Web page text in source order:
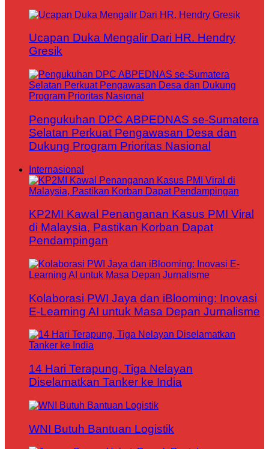
Ucapan Duka Mengalir Dari HR. Hendry
Gresik
Pengukuhan DPC ABPEDNAS se-Sumatera
Selatan Perkuat Pengawasan Desa dan
Dukung Program Prioritas Nasional
Internasional
KP2MI Kawal Penanganan Kasus PMI Viral
di Malaysia, Pastikan Korban Dapat
Pendampingan
Kolaborasi PWI Jaya dan iBlooming: Inovasi
E-Learning AI untuk Masa Depan Jurnalisme
14 Hari Terapung, Tiga Nelayan
Diselamatkan Tanker ke India
WNI Butuh Bantuan Logistik